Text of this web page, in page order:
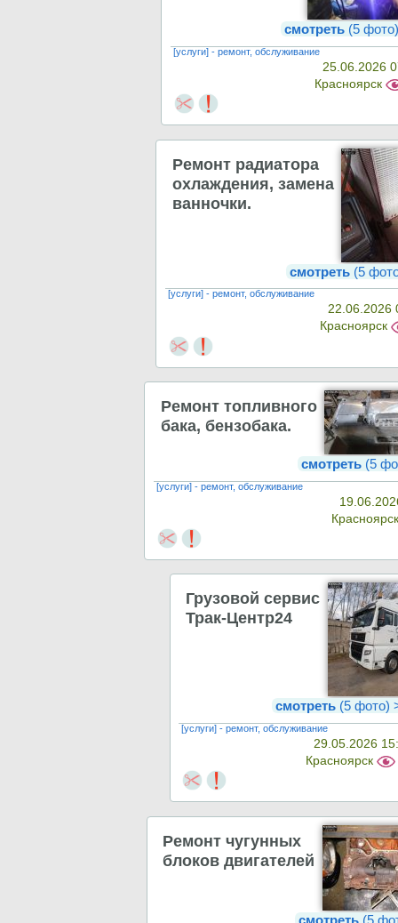
смотреть(5
[услуги] - ремонт, обслуживание
25.06.2026
Красноярск
Ремонт радиатора
охлаждения, замена
ванночки.
смотреть(5
[услуги] - ремонт, обслуживание
22.06.2026
Красноярск
Ремонт топливного
бака, бензобака.
смотреть(5
[услуги] - ремонт, обслуживание
Грузовой сервис
Трак-Центр24
смотреть (5 фото)
[услуги] - ремонт, обслуживание
29.05.2026
Красноярск
Ремонт чугунных
блоков двигателей
смотреть (5